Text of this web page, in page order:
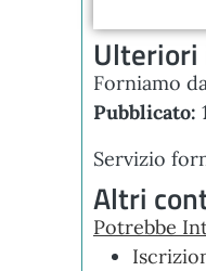
Forniamo
Pubblicato:
Servizio
Altri
Potrebbe